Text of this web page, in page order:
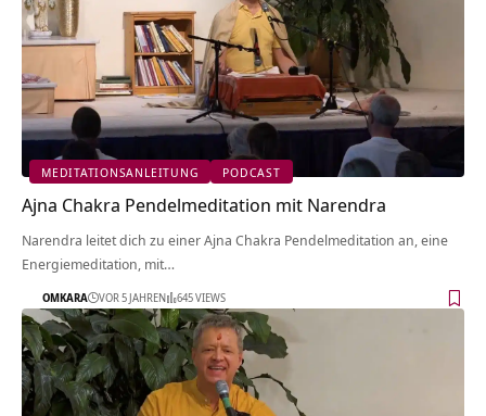
MEDITATIONSANLEITUNG PODCAST
Ajna Chakra Pendelmeditation mit Narendra
Narendra leitet dich zu einer Ajna Chakra Pendelmeditation an, eine
Energiemeditation, mit…
OMKARA VOR 5 JAHREN 645 VIEWS